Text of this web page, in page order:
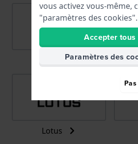
Lotus
vous activez vous-même,
"paramètres des cookies".
Accepter tous
Paramètres des